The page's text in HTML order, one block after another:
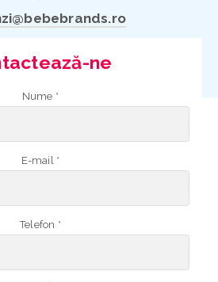
ne
Nume *
E-mail *
Telefon *